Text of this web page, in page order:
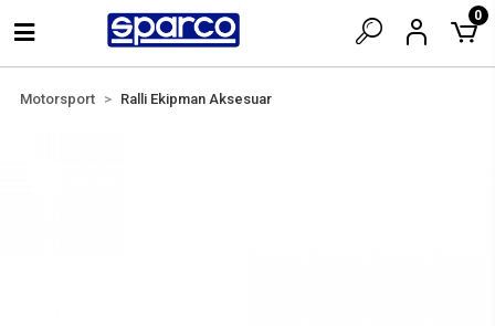
0
Motorsport Ralli Ekipman Aksesuar